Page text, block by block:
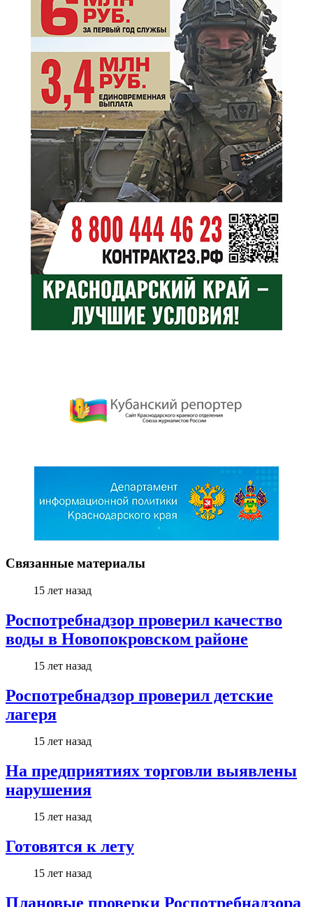
Связанные материалы
15 лет назад
Роспотребнадзор проверил качество
воды в Новопокровском районе
15 лет назад
Роспотребнадзор проверил детские
лагеря
15 лет назад
На предприятиях торговли выявлены
нарушения
15 лет назад
Готовятся к лету
15 лет назад
Плановые проверки Роспотребнадзора